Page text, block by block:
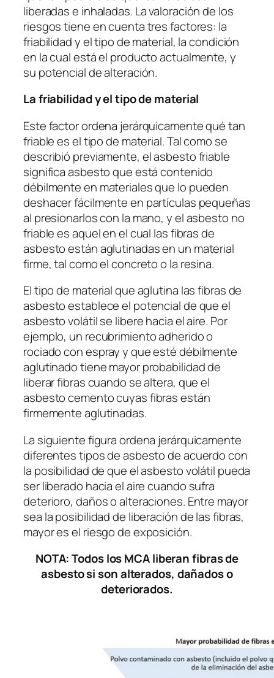
liberadas e inhaladas. La valoración de los
riesgos tiene en cuenta tres factores: la
friabilidad y el tipo de material, la condición
en la cual está el producto actualmente, y
su potencial de alteración.
La friabilidad y el tipo de material
Este factor ordena jerárquicamente qué tan
friable es el tipo de material. Tal como se
describió previamente, el asbesto friable
significa asbesto que está contenido
débilmente en materiales que lo pueden
deshacer fácilmente en partículas pequeñas
al presionarlos con la mano, y el asbesto no
friable es aquel en el cual las fibras de
asbesto están aglutinadas en un material
firme, tal como el concreto o la resina.
El tipo de material que aglutina las fibras de
asbesto establece el potencial de que el
asbesto volátil se libere hacia el aire. Por
ejemplo, un recubrimiento adherido o
rociado con espray y que esté débilmente
aglutinado tiene mayor probabilidad de
liberar fibras cuando se altera, que el
asbesto cemento cuyas fibras están
firmemente aglutinadas.
La siguiente figura ordena jerárquicamente
diferentes tipos de asbesto de acuerdo con
la posibilidad de que el asbesto volátil pueda
ser liberado hacia el aire cuando sufra
deterioro, daños o alteraciones. Entre mayor
sea la posibilidad de liberación de las fibras,
mayor es el riesgo de exposición.
NOTA: Todos los MCA liberan fibras de
asbesto si son alterados, dañados o
deteriorados.